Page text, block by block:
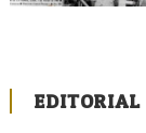
EDITORIAL